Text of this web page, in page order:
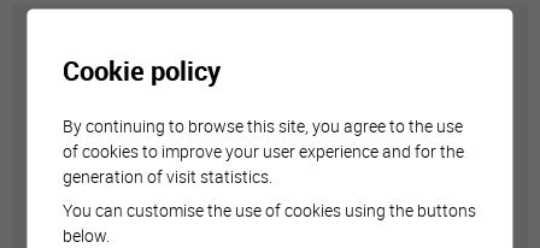
Renouvellement de permis
Les permis de séjour sont établis par le Service
cantonal de la population et des migrations. Ils
doivent être renouvelés avant leur échéance, au plus
tôt deux mois avant la fin de leur validité.
Cookie policy
By continuing to browse this site, you agree to the use
of cookies to improve your user experience and for the
generation of visit statistics.
You can customise the use of cookies using the buttons
below.